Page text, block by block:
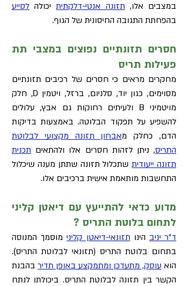
במצבים אלו, תזונה אנטי-דלקתיתיכולה לסייע
בהפחתת התגובה החיסונית של הגוף.
חסרים תזונתיים נפוצים במצבי תת
פעילות תריס
מחקרים מראים כי חסרים של רכיבים תזונתיים
מסוימים, כגון יוד, סלניום, ברזל, ויטמין D, חלק
מויטמיני B ולעיתים רחוקות גם אבץ, עלולים
להשפיע על תפקוד הבלוטה. באמצעות בדיקות
הדם, כחלק מאבחון תזונה מקצועי לבלוטת
התריס, ניתן לזהות חסרים אלו ולהתאים תכנית
תזונה ייעודיתשתכלול תזונה שתתן מענה שיכלול
התחשבות מותאמת אישית ברכיבים אלו.
מדוע כדאי להתייעץ עם דיאטן קליני
לתחום בלוטת התריס ?
ד"ר יניב הינו תזונאי-דיאטן קלינימוסמך המנוסה
בתחום בלוטת התריס (תזונאי לבלוטת התריס).
הוא עוסק, מתעדכן ומתמקצע באופן תדיר בהבנת
הקשר בין תזונה לבלוטת התריס. ביכולתו לנתח